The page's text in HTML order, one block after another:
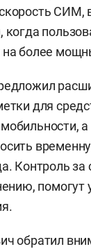
СИМ,
когда
на более
для
а
Контроль
помогут
обратил